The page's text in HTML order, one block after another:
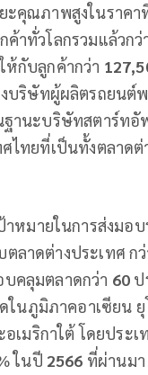
ะคุณภาพสูงในราค
าทั่วโลกรวมแล้วกว่
กับลูกค้ากว่า
บริษัทผู้ผลิตรถยนต์
านะบริษัทสตาร์ทอั
ไทยที่เป็นทั้งตลาด
าหมายในการส่งมอ
ลาดต่างประเทศ กว่
คลุมตลาดกว่า 60 ป
นภูมิภาคอาเซียน ยุ
อเมริกาใต้ โดยปร
ในปี 2566 ที่ผ่านมา